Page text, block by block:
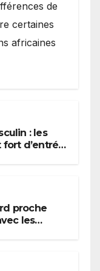
de
certaines
africaines
: les
fort d’entrée
proche
les